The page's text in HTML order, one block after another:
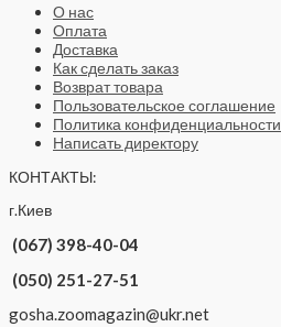
О нас
Оплата
Доставка
Как сделать заказ
Возврат товара
Пользовательское соглашение
Политика конфиденциальности
Написать директору
КОНТАКТЫ:
г.Киев
(067) 398-40-04
(050) 251-27-51
gosha.zoomagazin@ukr.net